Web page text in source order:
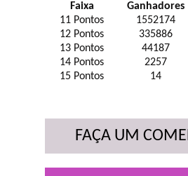
Faixa Ganhadores
11 Pontos
1552174
12 Pontos
335886
13 Pontos
44187
14 Pontos
2257
15 Pontos
14
FAÇA UM